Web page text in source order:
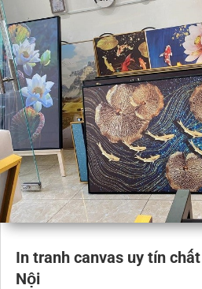
In tranh canvas uy tín
Nội